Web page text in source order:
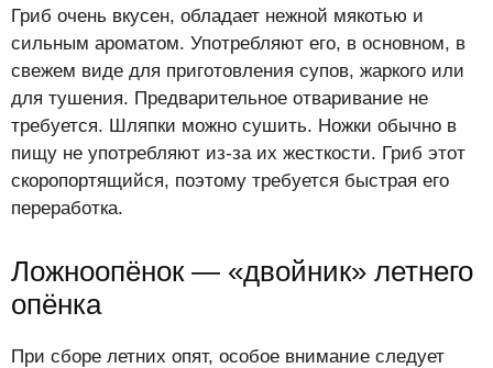
Гриб очень вкусен, обладает нежной мякотью и
сильным ароматом. Употребляют его, в основном, в
свежем виде для приготовления супов, жаркого или
для тушения. Предварительное отваривание не
требуется. Шляпки можно сушить. Ножки обычно в
пищу не употребляют из-за их жесткости. Гриб этот
скоропортящийся, поэтому требуется быстрая его
переработка.
Ложноопёнок — «двойник» летнего
опёнка
При сборе летних опят, особое внимание следует